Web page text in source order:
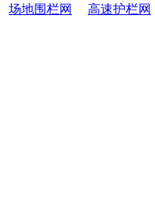
场地围栏网 高速护栏网